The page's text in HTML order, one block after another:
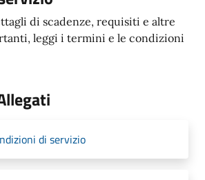
di scadenze, requisiti e altre
leggi i termini e le condizioni
di servizio